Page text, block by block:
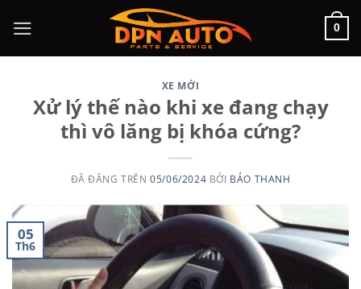
đến
nội
0
XE MỚI
Xử lý thế nào khi xe đang chạy
thì vô lăng bị khóa cứng?
ĐÃ ĐĂNG TRÊN05/06/2024 BỞI BẢO THANH
05
Th6